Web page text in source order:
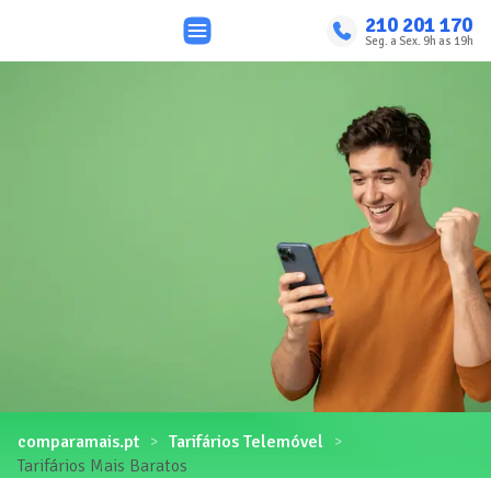
210 201 170
Seg. a Sex. 9h as 19h
comparamais.pt
Tarifários Telemóvel
Tarifários Mais Baratos